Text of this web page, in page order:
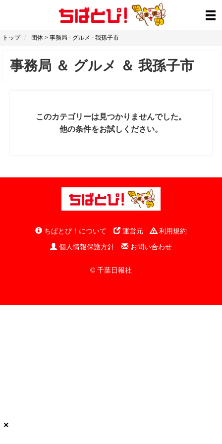
トップ 団体 > 事務局 - グルメ - 我孫子市
事務局 ＆ グルメ ＆ 我孫子市
このカテゴリーは見つかりませんでした。
他の条件をお試しください。
ちばとぴ！について 運営元
利用規約
個人情報保護方針
お問い合わせ
© 千葉日報社
×